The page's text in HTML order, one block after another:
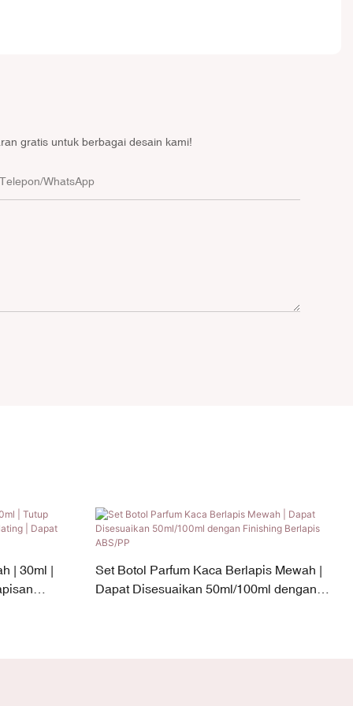
gratis untuk berbagai desain kami!
Telepon/WhatsApp
| 30ml |
Set Botol Parfum Kaca Berlapis Mewah |
Dapat Disesuaikan 50ml/100ml dengan